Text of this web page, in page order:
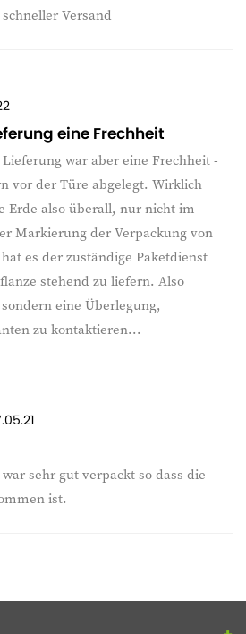
Versand
eine Frechheit
war aber eine Frechheit -
vor der Türe abgelegt. Wirklich
Erde also überall, nur nicht im
Markierung der Verpackung von
es der zuständige Paketdienst
stehend zu liefern. Also
eine Überlegung,
zu kontaktieren...
sehr gut verpackt so dass die
ist.